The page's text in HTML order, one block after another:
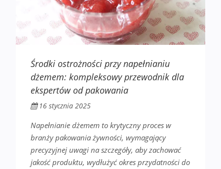
Środki ostrożności przy napełnianiu
dżemem: kompleksowy przewodnik dla
ekspertów od pakowania
16 stycznia 2025
Napełnianie dżemem to krytyczny proces w
branży pakowania żywności, wymagający
precyzyjnej uwagi na szczegóły, aby zachować
jakość produktu, wydłużyć okres przydatności do